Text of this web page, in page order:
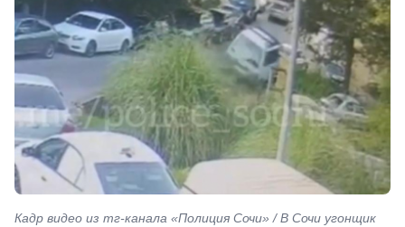
Кадр видео из тг-канала «Полиция Сочи» / В Сочи угонщик